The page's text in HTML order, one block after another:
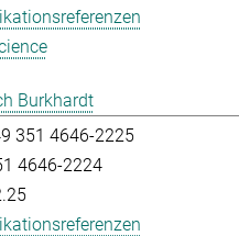
Burkhardt
351 4646-2225
4646-2224